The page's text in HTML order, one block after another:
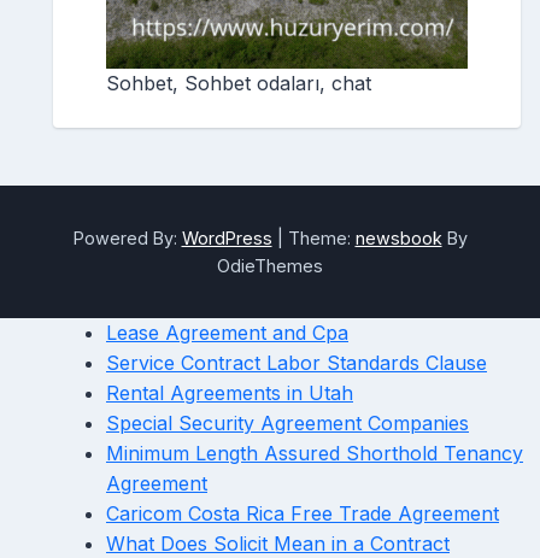
Sohbet, Sohbet odaları, chat
Powered By: WordPress Theme: newsbook By
OdieThemes
Lease Agreement and Cpa
Service Contract Labor Standards Clause
Rental Agreements in Utah
Special Security Agreement Companies
Minimum Length Assured Shorthold Tenancy
Agreement
Caricom Costa Rica Free Trade Agreement
What Does Solicit Mean in a Contract